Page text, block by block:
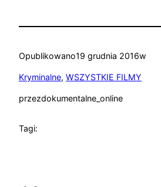
Opublikowano19 grudnia 2016w
Kryminalne, WSZYSTKIE FILMY
przezdokumentalne_online
Tagi: